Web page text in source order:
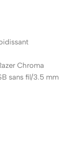
Chroma
sans fil/3.5 mm